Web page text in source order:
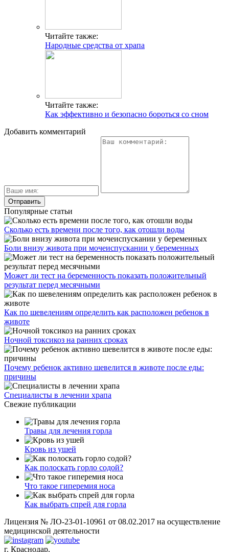
Читайте также:
Народные средства от храпа
Читайте также:
Как эффективно и безопасно бороться со сном
Добавить комментарий
Популярные статьи
Сколько есть времени после того, как отошли воды
Боли внизу живота при мочеиспускании у беременных
Может ли тест на беременность показать положительный
результат перед месячными
Как по шевелениям определить как расположен ребенок в
животе
Ночной токсикоз на ранних сроках
Почему ребенок активно шевелится в животе после еды:
причины
Специалисты в лечении храпа
Свежие публикации
Травы для лечения горла
Кровь из ушей
Как полоскать горло содой?
Что такое гиперемия носа
Как выбрать спрей для горла
Лицензия № ЛО-23-01-10961 от 08.02.2017 на осуществление
медицинской деятельности
г. Краснодар,